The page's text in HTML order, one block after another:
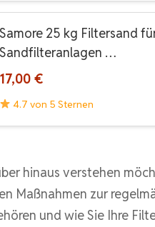
Samore 25 kg Filtersand
Sandfilteranlagen …
17,00 €
4.7 von 5 Sternen
hinaus verstehen
Maßnahmen zur
und wie Sie Ihre